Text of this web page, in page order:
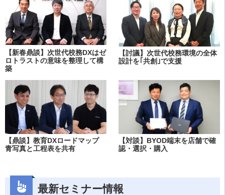
【新春鼎談】次世代校務DXはゼ
ロトラストの意味を整理して構
築
【討議】次世代校務環境の全体
設計を｢共創｣で支援
【鼎談】教育DXロードマップ
青写真と工程表を共有
【対談】BYOD端末を店舗で確
認・選択・購入
最新セミナー情報